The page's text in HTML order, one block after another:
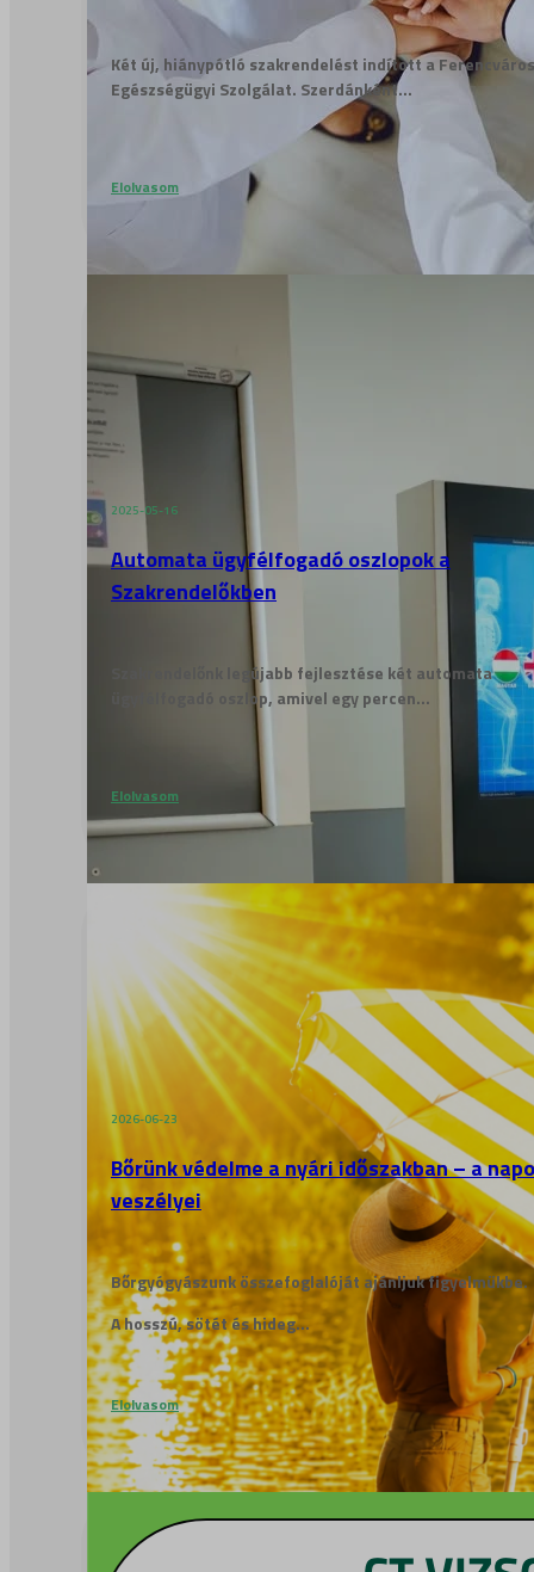
Két új, hiánypótló szakrendelést indított a
Egészségügyi Szolgálat. Szerdánként...
Elolvasom
2025-05-16
Automata ügyfélfogadó oszlopok a
Szakrendelőkben
Szakrendelőnk legújabb fejlesztése két automata
ügyfélfogadó oszlop, amivel egy percen...
Elolvasom
2026-06-23
Bőrünk védelme a nyári időszakban – a
veszélyei
Bőrgyógyászunk összefoglalóját ajánljuk figyelmükbe.
A hosszú, sötét és hideg...
Elolvasom